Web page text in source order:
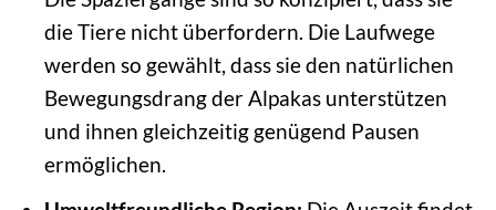
die Tiere nicht überfordern. Die Laufwege
werden so gewählt, dass sie den natürlichen
Bewegungsdrang der Alpakas unterstützen
und ihnen gleichzeitig genügend Pausen
ermöglichen.